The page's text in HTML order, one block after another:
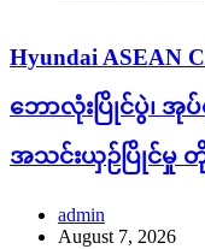
Hyundai ASEAN
ဘောလုံးပြိုင်ပွဲ၊ အု
အသင်းယှဉ်ပြိုင်
admin
August 7, 2026